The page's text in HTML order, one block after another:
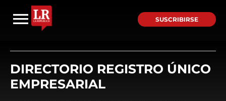
SUSCRIBIRSE
DIRECTORIO REGISTRO ÚNICO
EMPRESARIAL